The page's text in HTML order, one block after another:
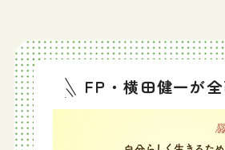
FP・横田健一が